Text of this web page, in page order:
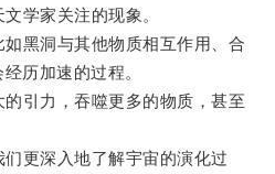
学家关注的现象。
黑洞与其他物质相互作用、合
历加速的过程。
引力，吞噬更多的物质，甚至
更深入地了解宇宙的演化过